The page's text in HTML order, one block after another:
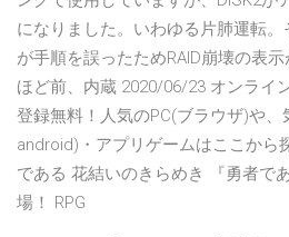
になりました。いわゆる片肺運転
が手順を誤ったためRAID崩壊の表
ほど前、内蔵 2020/06/23 オンライ
登録無料！人気のPC(ブラウザ)や、
android)・アプリゲームはここから
である 花結いのきらめき 『勇者で
場！ RPG